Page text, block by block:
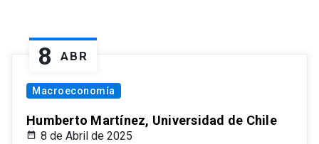
8 ABR
Macroeconomía
Humberto Martínez, Universidad de Chile
8 de Abril de 2025